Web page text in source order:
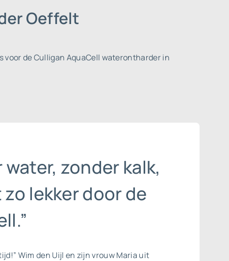
Oeffelt
de Culligan AquaCell waterontharder in
water, zonder kalk,
lekker door de
Wim den Uijl en zijn vrouw Maria uit